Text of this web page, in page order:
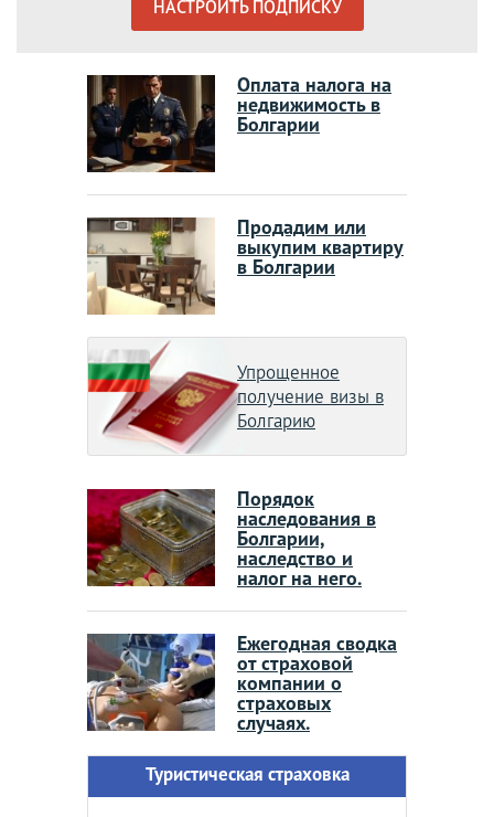
НАСТРОИТЬ ПОДПИСКУ
Оплата налога на
недвижимость в
Болгарии
Продадим или
выкупим квартиру
в Болгарии
Упрощенное
получение визы в
Болгарию
Порядок
наследования в
Болгарии,
наследство и
налог на него.
Ежегодная сводка
от страховой
компании о
страховых
случаях.
Туристическая страховка